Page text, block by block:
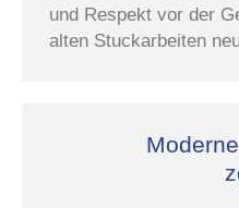
und Respekt vor der
alten Stuckarbeiten